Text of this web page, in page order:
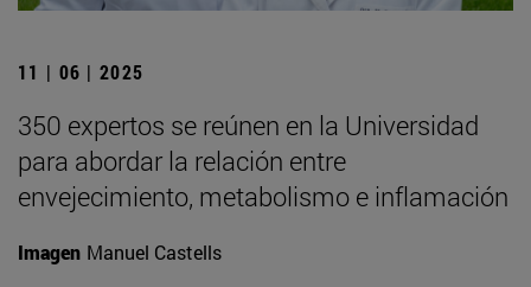
11 | 06 | 2025
350 expertos se reúnen en la Universidad
para abordar la relación entre
envejecimiento, metabolismo e inflamación
Imagen Manuel Castells